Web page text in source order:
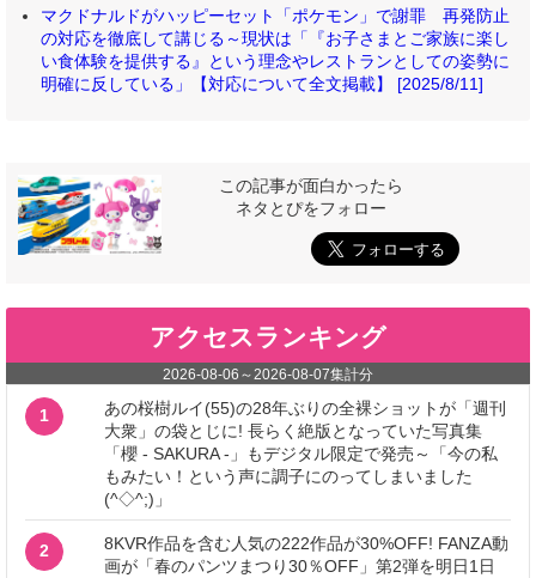
マクドナルドがハッピーセット「ポケモン」で謝罪 再発防止
の対応を徹底して講じる～現状は「『お子さまとご家族に楽し
い食体験を提供する』という理念やレストランとしての姿勢に
明確に反している」【対応について全文掲載】 [2025/8/11]
この記事が面白かったら
ネタとぴをフォロー
アクセスランキング
2026-08-06 ～2026-08-07集計分
1
あの桜樹ルイ(55)の28年ぶりの全裸ショットが「週刊
大衆」の袋とじに! 長らく絶版となっていた写真集
「櫻 - SAKURA -」もデジタル限定で発売～「今の私
もみたい！という声に調子にのってしまいました
(^◇^;)」
2
8KVR作品を含む人気の222作品が30%OFF! FANZA動
画が「春のパンツまつり30％OFF」第2弾を明日1日